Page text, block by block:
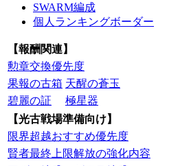
SWARM編成
個人ランキングボーダー
【報酬関連】
勲章交換優先度
果報の古箱 天醒の蒼玉
碧麗の証
極星器
【光古戦場準備向け】
限界超越おすすめ優先度
賢者最終上限解放の強化内容